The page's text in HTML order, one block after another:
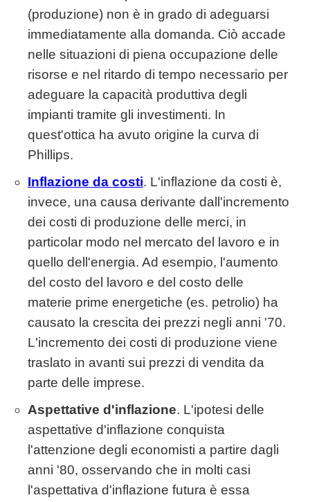
(produzione) non è in grado di adeguarsi
immediatamente alla domanda. Ciò accade
nelle situazioni di piena occupazione delle
risorse e nel ritardo di tempo necessario per
adeguare la capacità produttiva degli
impianti tramite gli investimenti. In
quest'ottica ha avuto origine la curva di
Phillips.
Inflazione da costi. L'inflazione da costi è,
invece, una causa derivante dall'incremento
dei costi di produzione delle merci, in
particolar modo nel mercato del lavoro e in
quello dell'energia. Ad esempio, l'aumento
del costo del lavoro e del costo delle
materie prime energetiche (es. petrolio) ha
causato la crescita dei prezzi negli anni '70.
L'incremento dei costi di produzione viene
traslato in avanti sui prezzi di vendita da
parte delle imprese.
Aspettative d'inflazione. L'ipotesi delle
aspettative d'inflazione conquista
l'attenzione degli economisti a partire dagli
anni '80, osservando che in molti casi
l'aspettativa d'inflazione futura è essa